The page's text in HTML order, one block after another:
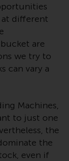
als
auf
Der
different
are
we try to
can vary a
Machines,
to just one
the
the
even if